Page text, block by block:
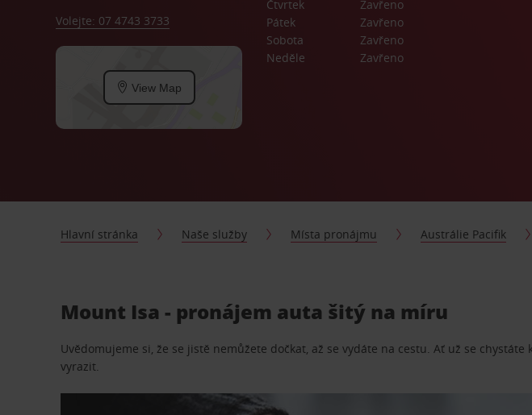
Volejte: 07 4743 3733
View Map
Čtvrtek
Zavřeno
Pátek
Zavřeno
Sobota
Zavřeno
Neděle
Zavřeno
Hlavní stránka Naše služby Místa pronájmu Austrálie Pacifik
Mount Isa - pronájem auta šitý na míru
Uvědomujeme si, že se jistě nemůžete dočkat, až se vydáte na cestu. Ať už se
vyrazit.